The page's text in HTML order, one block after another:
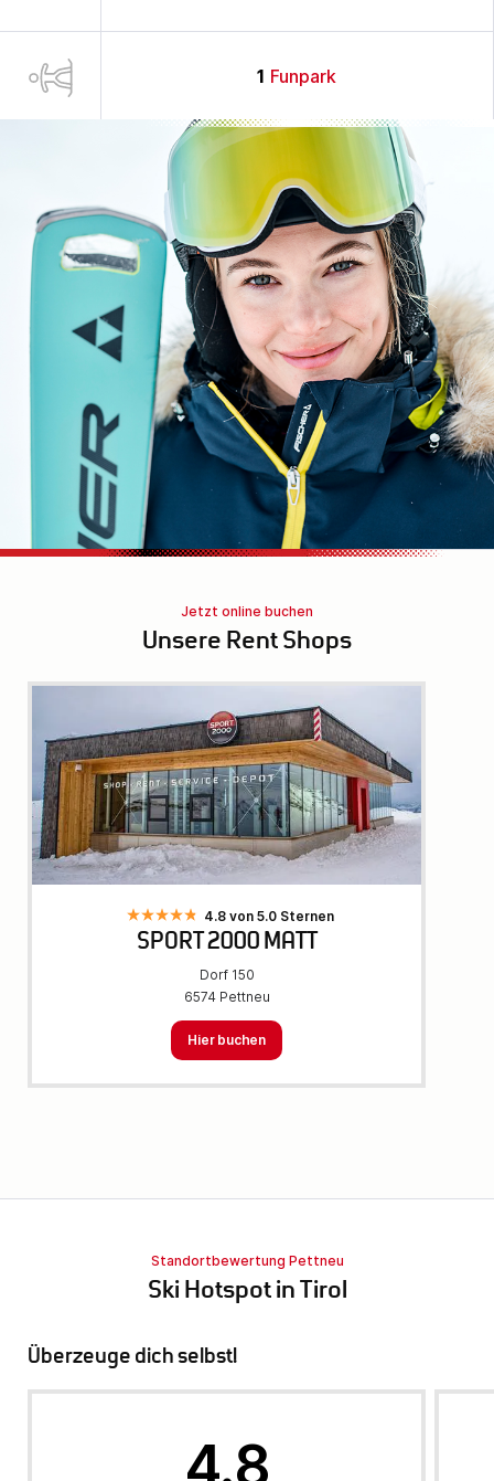
1 Funpark
Jetzt online buchen
Unsere Rent Shops
4.8 von 5.0 Sternen
SPORT 2000 MATT
Dorf 150
6574 Pettneu
Hier buchen
Standortbewertung Pettneu
Ski Hotspot in Tirol
Überzeuge dich selbst!
4.8